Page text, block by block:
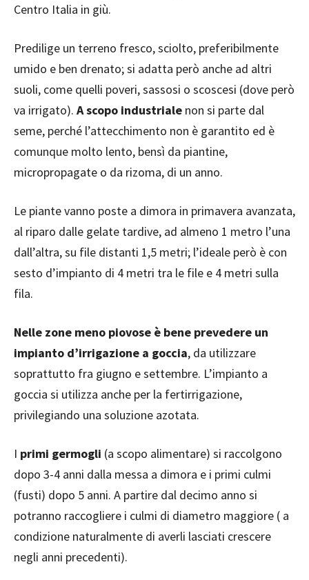
Centro Italia in giù.
Predilige un terreno fresco, sciolto, preferibilmente
umido e ben drenato; si adatta però anche ad altri
suoli, come quelli poveri, sassosi o scoscesi (dove però
va irrigato). A scopo industriale non si parte dal
seme, perché l’attecchimento non è garantito ed è
comunque molto lento, bensì da piantine,
micropropagate o da rizoma, di un anno.
Le piante vanno poste a dimora in primavera avanzata,
al riparo dalle gelate tardive, ad almeno 1 metro l’una
dall’altra, su file distanti 1,5 metri; l’ideale però è con
sesto d’impianto di 4 metri tra le file e 4 metri sulla
fila.
Nelle zone meno piovose è bene prevedere un
impianto d’irrigazione a goccia, da utilizzare
soprattutto fra giugno e settembre. L’impianto a
goccia si utilizza anche per la fertirrigazione,
privilegiando una soluzione azotata.
I primi germogli (a scopo alimentare) si raccolgono
dopo 3-4 anni dalla messa a dimora e i primi culmi
(fusti) dopo 5 anni. A partire dal decimo anno si
potranno raccogliere i culmi di diametro maggiore ( a
condizione naturalmente di averli lasciati crescere
negli anni precedenti).